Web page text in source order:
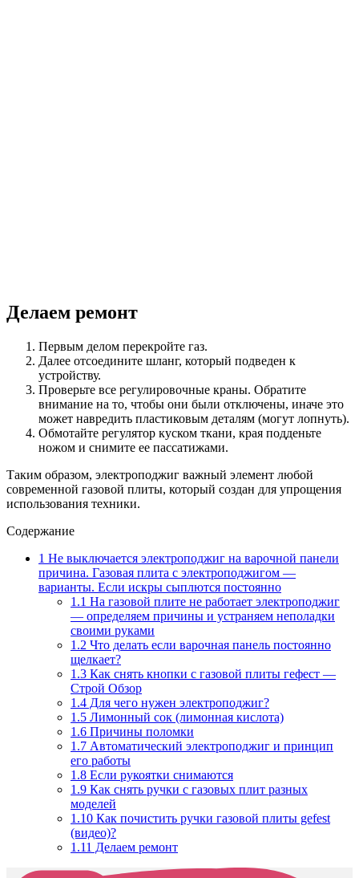
Делаем ремонт
Первым делом перекройте газ.
Далее отсоедините шланг, который подведен к
устройству.
Проверьте все регулировочные краны. Обратите
внимание на то, чтобы они были отключены, иначе это
может навредить пластиковым деталям (могут лопнуть).
Обмотайте регулятор куском ткани, края подденьте
ножом и снимите ее пассатижами.
Таким образом, электроподжиг важный элемент любой
современной газовой плиты, который создан для упрощения
использования техники.
Содержание
1 Не выключается электроподжиг на варочной панели
причина. Газовая плита с электроподжигом —
варианты. Если искры сыплются постоянно
1.1 На газовой плите не работает электроподжиг
— определяем причины и устраняем неполадки
своими руками
1.2 Что делать если варочная панель постоянно
щелкает?
1.3 Как снять кнопки с газовой плиты гефест —
Строй Обзор
1.4 Для чего нужен электроподжиг?
1.5 Лимонный сок (лимонная кислота)
1.6 Причины поломки
1.7 Автоматический электроподжиг и принцип
его работы
1.8 Если рукоятки снимаются
1.9 Как снять ручки с газовых плит разных
моделей
1.10 Как почистить ручки газовой плиты gefest
(видео)?
1.11 Делаем ремонт